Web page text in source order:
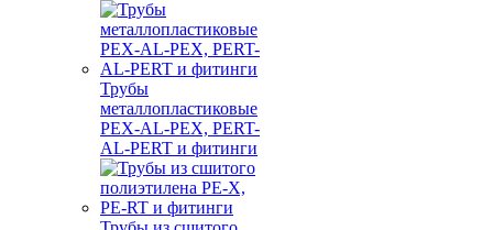
Трубы
металлопластиковые
PEX-AL-PEX, PERT-
AL-PERT и фитинги